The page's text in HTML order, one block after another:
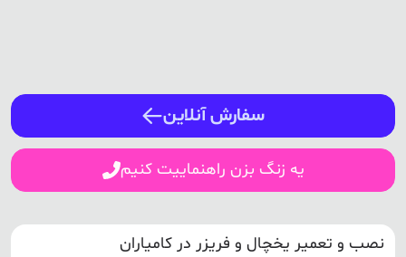
سفارش آنلاین
یه زنگ بزن راهنماییت کنیم
ورود
نصب و تعمیر یخچال و فریزر در کامیاران